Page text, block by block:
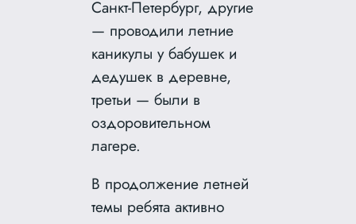
Санкт-Петербург, другие
— проводили летние
каникулы у бабушек и
дедушек в деревне,
третьи — были в
оздоровительном
лагере.
В продолжение летней
темы ребята активно